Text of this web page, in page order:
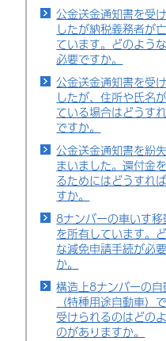
公金送金通知書を受
したが納税義務者が
ています。どのよう
必要ですか。
公金送金通知書を受
したが、住所や氏名
ている場合はどうす
ですか。
公金送金通知書を紛
まいました。還付金
るためにはどうすれ
すか。
8ナンバーの車いす
を所有しています。
な減免申請手続が必
か。
構造上8ナンバーの自
（特種用途自動車）
受けられるのはどの
のがありますか。